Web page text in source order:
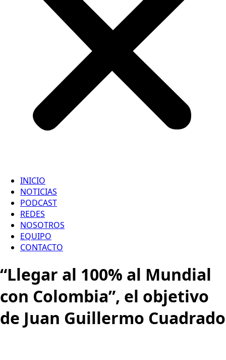
INICIO
NOTICIAS
PODCAST
REDES
NOSOTROS
EQUIPO
CONTACTO
“Llegar al 100% al Mundial
con Colombia”, el objetivo
de Juan Guillermo Cuadrado